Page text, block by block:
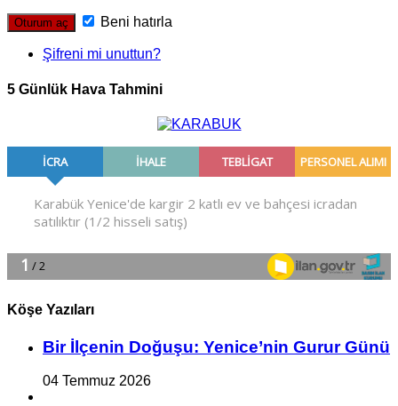
Beni hatırla
Şifreni mi unuttun?
5 Günlük Hava Tahmini
Köşe Yazıları
Bir İlçe­nin Do­ğu­şu: Ye­ni­ce’nin Gurur Günü
04 Temmuz 2026